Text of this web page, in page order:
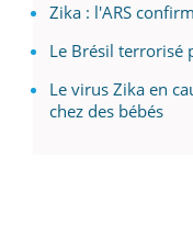
Zika : l'ARS
Le Brésil terrorisé
Le virus Zika en
chez des bébés